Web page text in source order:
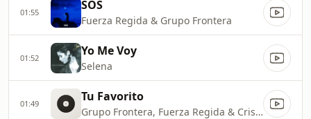
01:55 SOS
Fuerza Regida & Grupo Frontera
01:52 Yo Me Voy
Selena
01:49 Tu Favorito
Grupo Frontera, Fuerza Regida & Cris MJ